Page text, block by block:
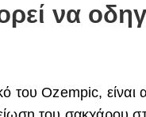
να
τουOzempic, είναι